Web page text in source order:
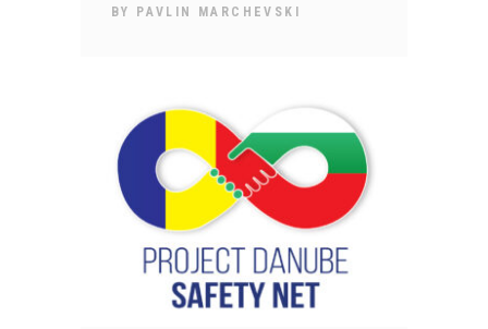
BY PAVLIN MARCHEVSKI